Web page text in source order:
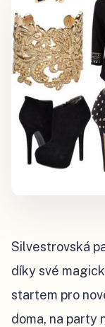
Silvestrovská
díky své
startem pro
doma, na party